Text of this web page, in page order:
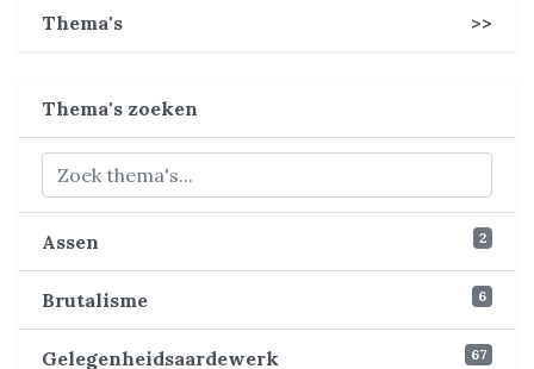
Thema's >>
Thema's zoeken
Assen 2
Brutalisme 6
Gelegenheidsaardewerk 67